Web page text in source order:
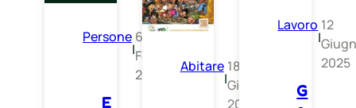
Persone
|
6
Febbraio
2025
E
Abitare
|
18
Giugno
2025
Lavoro
|
12
2025
G